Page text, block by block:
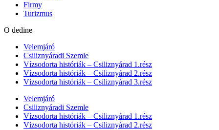
Firmy
Turizmus
O dedine
Velemjáró
Csiliznyáradi Szemle
Vízsodorta históriák – Csiliznyárad 1.rész
Vízsodorta históriák – Csiliznyárad 2.rész
Vízsodorta históriák – Csiliznyárad 3.rész
Velemjáró
Csiliznyáradi Szemle
Vízsodorta históriák – Csiliznyárad 1.rész
Vízsodorta históriák – Csiliznyárad 2.rész